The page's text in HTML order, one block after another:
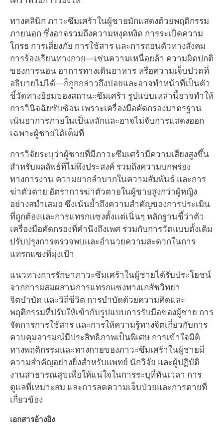
ทางคลินิก ภาวะซึมเศร้าในผู้ชายมักแสดงด้วยพฤติกรรม
ภายนอก ซึ่งอาจรวมถึงความหงุดหงิด การระเบิดความ
โกรธ การเสี่ยงภัย การใช้สาร และการถอนตัวทางสังคม
การร้องเรียนทางกาย—เช่นความเหนื่อยล้า ความผิดปกติ
ของการนอน อาการทางเดินอาหาร หรือความเจ็บปวดที่
อธิบายไม่ได้—ก็ถูกกล่าวถึงบ่อยและอาจทำหน้าที่เป็นตัว
ชี้วัดทางอ้อมของสถานะซึมเศร้า รูปแบบเหล่านี้อาจทำให้
การวินิจฉัยซับซ้อน เพราะเครื่องมือคัดกรองมาตรฐาน
เน้นอาการภายในเป็นหลักและอาจไม่จับการแสดงออก
เฉพาะผู้ชายได้เต็มที่
การวิจัยระบุว่าผู้ชายที่มีภาวะซึมเศร้ามีความเสี่ยงสูงขึ้น
สำหรับผลลัพธ์ที่ไม่พึงประสงค์ รวมถึงความบกพร่อง
ทางการงาน ความยากลำบากในความสัมพันธ์ และการ
ฆ่าตัวตาย อัตราการฆ่าตัวตายในผู้ชายสูงกว่าผู้หญิง
อย่างสม่ำเสมอ ซึ่งเน้นย้ำถึงความสำคัญของการประเมิน
ที่ถูกต้องและการแทรกแซงตั้งแต่เนิ่นๆ หลักฐานชี้ว่าตัว
เครื่องมือคัดกรองที่คำนึงถึงเพศ ร่วมกับการวัดแบบดั้งเดิม
ปรับปรุงการตรวจพบและอำนวยความสะดวกในการ
แทรกแซงที่มุ่งเป้า
แนวทางการรักษาภาวะซึมเศร้าในผู้ชายได้รับประโยชน์
จากการผสมผสานการแทรกแซงทางเภสัชวิทยา
จิตบำบัด และวิถีชีวิต การบำบัดด้วยความคิดและ
พฤติกรรมที่ปรับให้เข้ากับรูปแบบการรับมือของผู้ชาย การ
จัดการการใช้สาร และการให้ความรู้ทางจิตเกี่ยวกับการ
ควบคุมอารมณ์มีประสิทธิภาพเป็นพิเศษ การเข้าใจมิติ
ทางพฤติกรรมและทางกายของภาวะซึมเศร้าในผู้ชายมี
ความสำคัญอย่างยิ่งสำหรับแพทย์ นักวิจัย และผู้ปฏิบัติ
งานสาธารณสุขเพื่อให้แน่ใจในการระบุที่ทันเวลา การ
ดูแลที่เหมาะสม และการลดความเจ็บป่วยและการตายที่
เกี่ยวข้อง
เอกสารอ้างอิง